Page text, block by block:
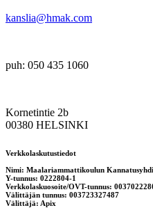
kanslia@hmak.com
puh: 050 435 1060
Kornetintie 2b
00380 HELSINKI
Verkkolaskutustiedot
Nimi: Maalariammattikoulun
Y-tunnus: 0222804-1
Verkkolaskuosoite/OVT-tunnus:
Välittäjän tunnus: 003723327487
Välittäjä: Apix